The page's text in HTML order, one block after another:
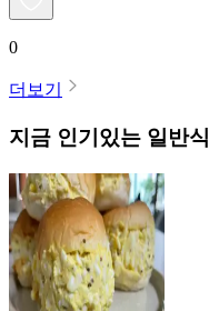
0
더보기
지금 인기있는 일반식